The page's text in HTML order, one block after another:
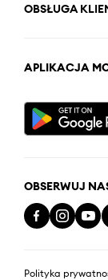
OBSŁUGA
APLIKACJA
OBSERWUJ
Polityka